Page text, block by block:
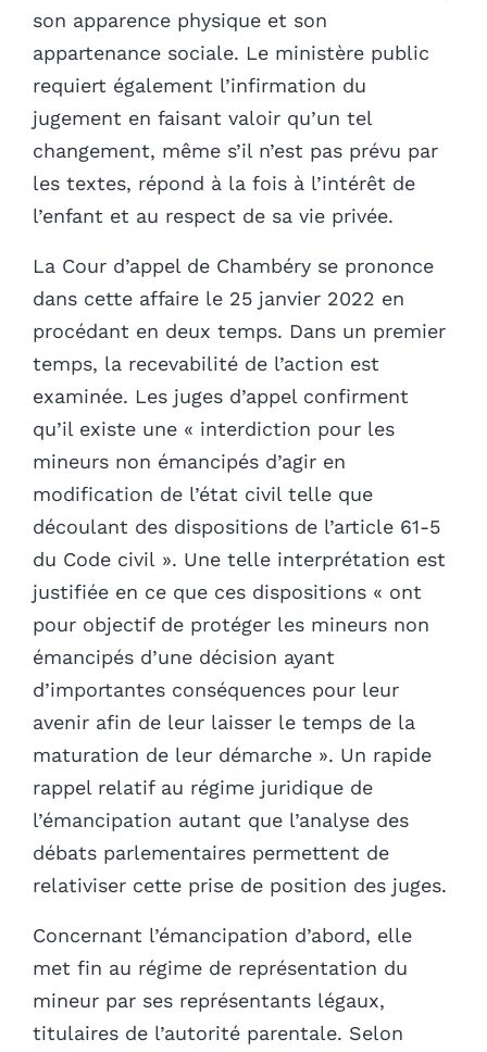
son apparence physique et son
appartenance sociale. Le ministère public
requiert également l’infirmation du
jugement en faisant valoir qu’un tel
changement, même s’il n’est pas prévu par
les textes, répond à la fois à l’intérêt de
l’enfant et au respect de sa vie privée.
La Cour d’appel de Chambéry se prononce
dans cette affaire le 25 janvier 2022 en
procédant en deux temps. Dans un premier
temps, la recevabilité de l’action est
examinée. Les juges d’appel confirment
qu’il existe une « interdiction pour les
mineurs non émancipés d’agir en
modification de l’état civil telle que
découlant des dispositions de l’article 61-5
du Code civil ». Une telle interprétation est
justifiée en ce que ces dispositions « ont
pour objectif de protéger les mineurs non
émancipés d’une décision ayant
d’importantes conséquences pour leur
avenir afin de leur laisser le temps de la
maturation de leur démarche ». Un rapide
rappel relatif au régime juridique de
l’émancipation autant que l’analyse des
débats parlementaires permettent de
relativiser cette prise de position des juges.
Concernant l’émancipation d’abord, elle
met fin au régime de représentation du
mineur par ses représentants légaux,
titulaires de l’autorité parentale. Selon